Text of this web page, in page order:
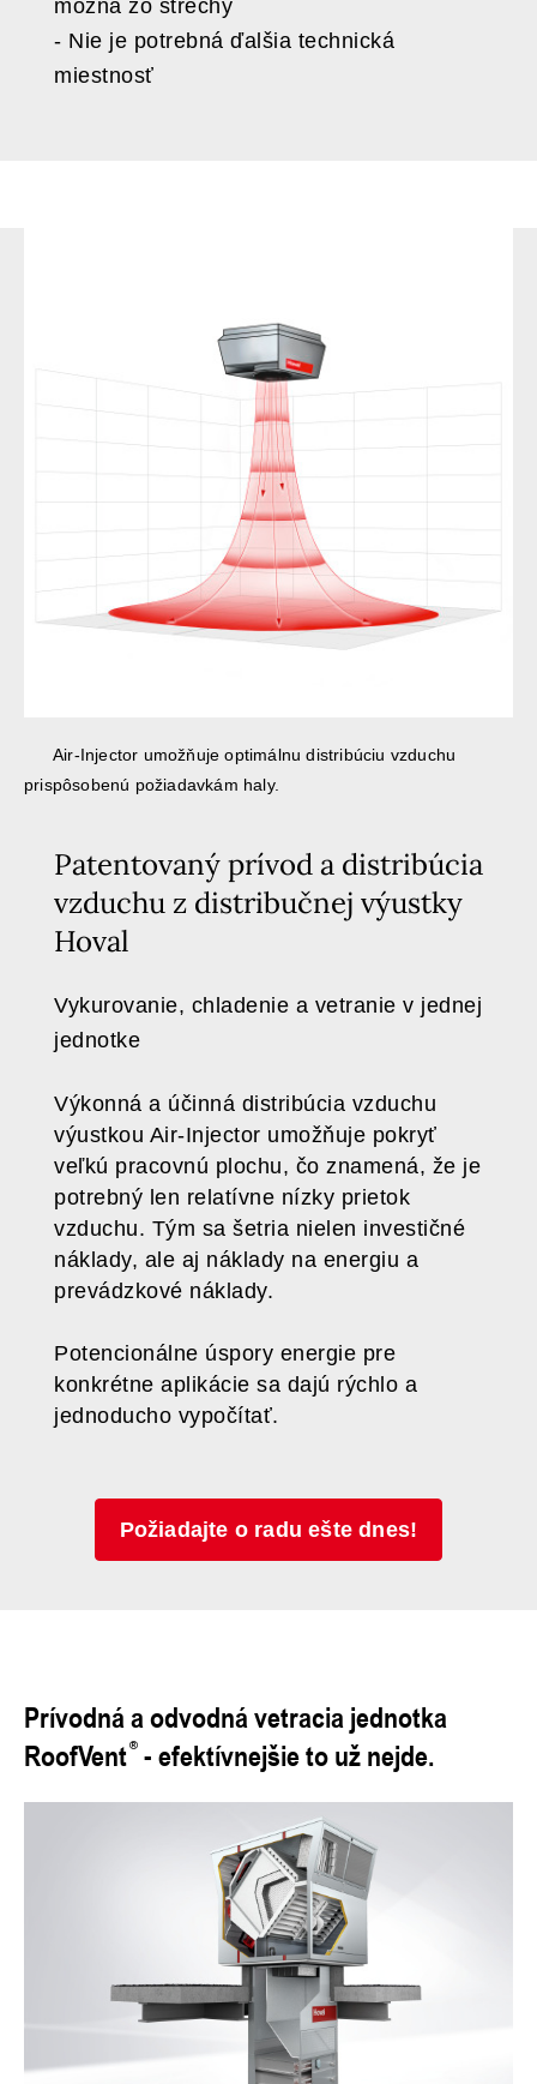
možná zo strechy
- Nie je potrebná ďalšia technická
miestnosť
Air-Injector umožňuje optimálnu distribúciu vzduchu
prispôsobenú požiadavkám haly.
Patentovaný prívod a distribúcia
vzduchu z distribučnej výustky
Hoval
Vykurovanie, chladenie a vetranie v jednej
jednotke
Výkonná a účinná distribúcia vzduchu
výustkou Air-Injector umožňuje pokryť
veľkú pracovnú plochu, čo znamená, že je
potrebný len relatívne nízky prietok
vzduchu. Tým sa šetria nielen investičné
náklady, ale aj náklady na energiu a
prevádzkové náklady.
Potencionálne úspory energie pre
konkrétne aplikácie sa dajú rýchlo a
jednoducho vypočítať.
Požiadajte o radu ešte dnes!
Prívodná a odvodná vetracia jednotka
RoofVent - efektívnejšie to už nejde.